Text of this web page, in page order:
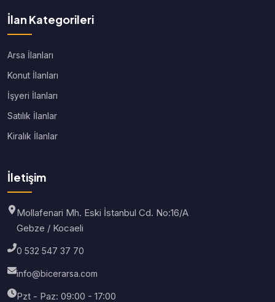
İlan Kategorileri
Arsa İlanları
Konut İlanları
İşyeri İlanları
Satılık İlanlar
Kiralık İlanlar
İletişim
Mollafenari Mh. Eski İstanbul Cd. No:16/A
Gebze / Kocaeli
0 532 547 37 70
info@bicerarsa.com
Pzt - Paz: 09:00 - 17:00